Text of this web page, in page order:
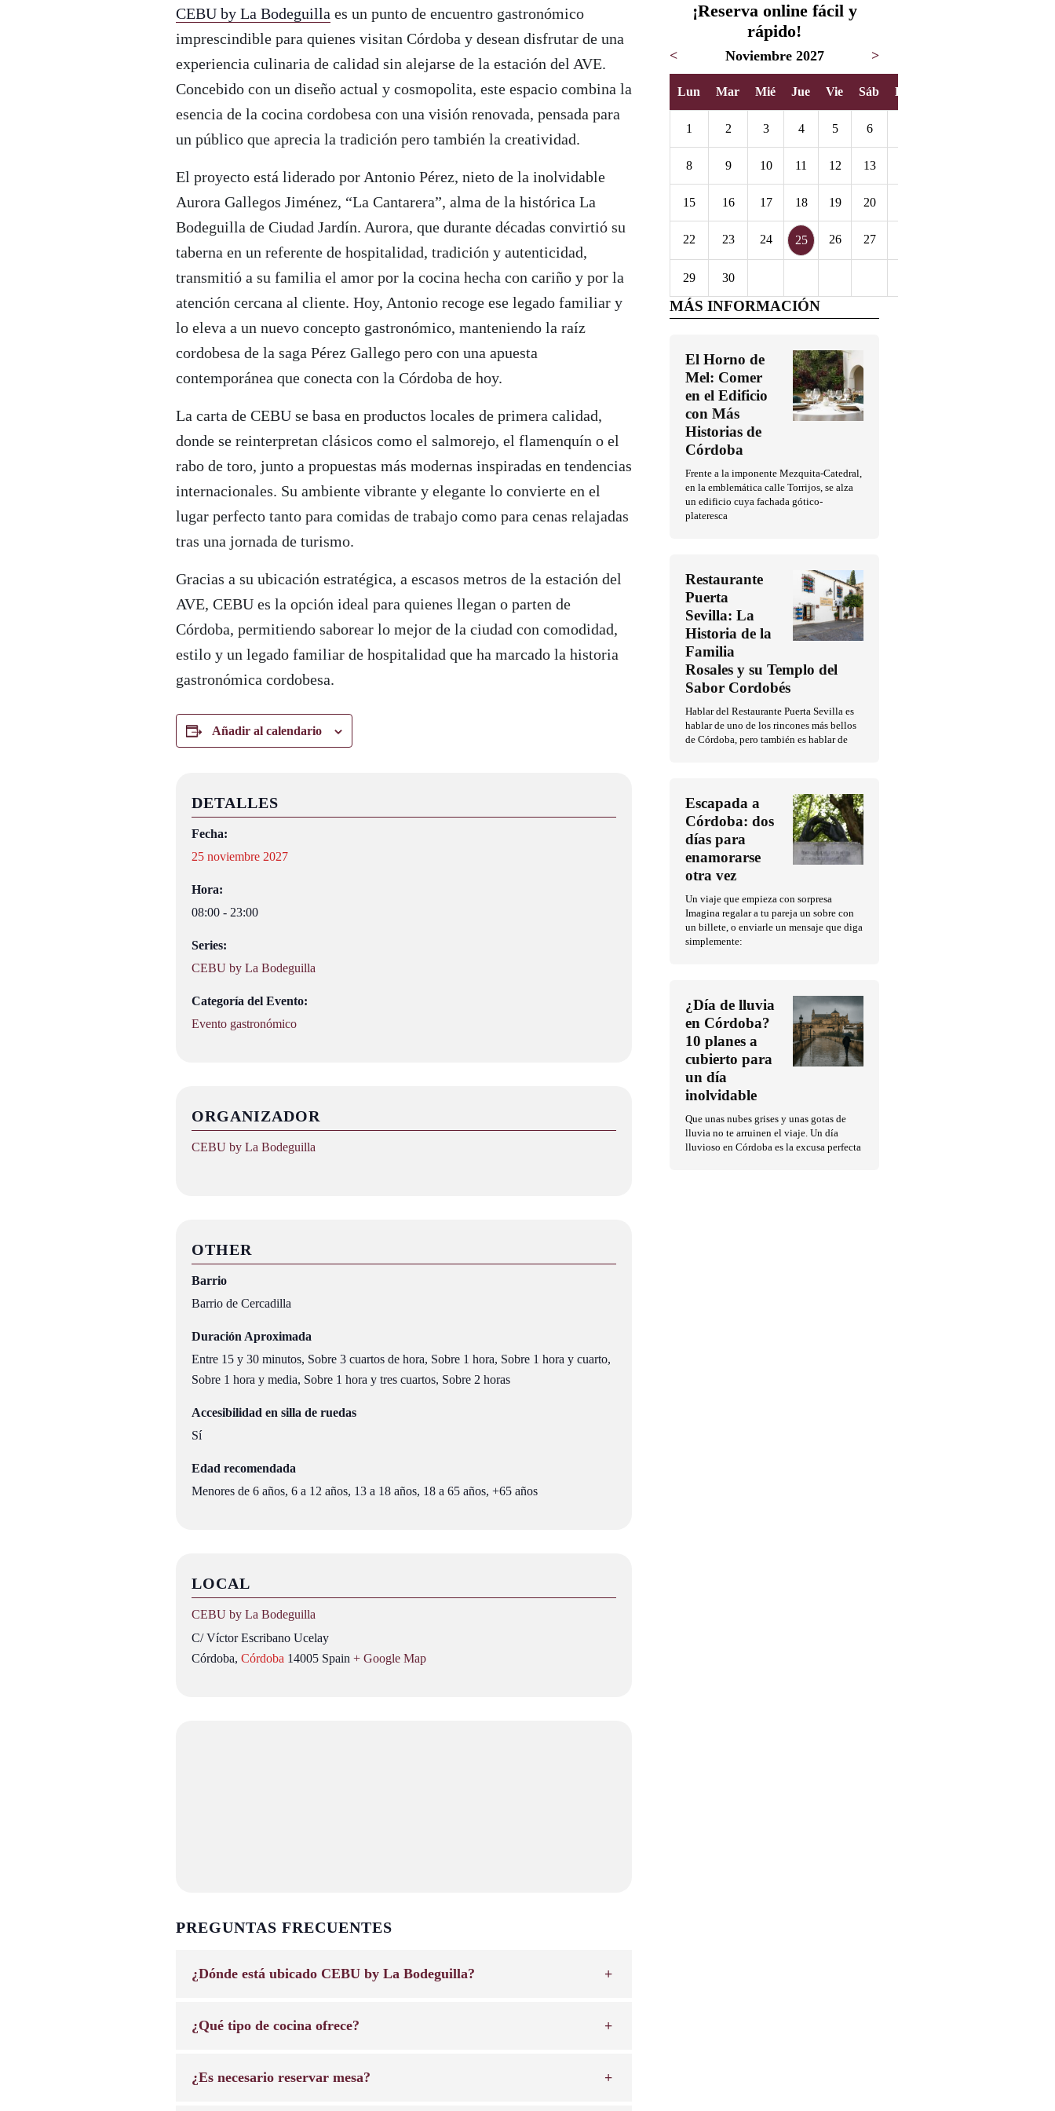
CEBU by La Bodeguilla es un punto de encuentro gastronómico
imprescindible para quienes visitan Córdoba y desean disfrutar de una
experiencia culinaria de calidad sin alejarse de la estación del AVE.
Concebido con un diseño actual y cosmopolita, este espacio combina la
esencia de la cocina cordobesa con una visión renovada, pensada para
un público que aprecia la tradición pero también la creatividad.
El proyecto está liderado por Antonio Pérez, nieto de la inolvidable
Aurora Gallegos Jiménez, “La Cantarera”, alma de la histórica La
Bodeguilla de Ciudad Jardín. Aurora, que durante décadas convirtió su
taberna en un referente de hospitalidad, tradición y autenticidad,
transmitió a su familia el amor por la cocina hecha con cariño y por la
atención cercana al cliente. Hoy, Antonio recoge ese legado familiar y
lo eleva a un nuevo concepto gastronómico, manteniendo la raíz
cordobesa de la saga Pérez Gallego pero con una apuesta
contemporánea que conecta con la Córdoba de hoy.
La carta de CEBU se basa en productos locales de primera calidad,
donde se reinterpretan clásicos como el salmorejo, el flamenquín o el
rabo de toro, junto a propuestas más modernas inspiradas en tendencias
internacionales. Su ambiente vibrante y elegante lo convierte en el
lugar perfecto tanto para comidas de trabajo como para cenas relajadas
tras una jornada de turismo.
Gracias a su ubicación estratégica, a escasos metros de la estación del
AVE, CEBU es la opción ideal para quienes llegan o parten de
Córdoba, permitiendo saborear lo mejor de la ciudad con comodidad,
estilo y un legado familiar de hospitalidad que ha marcado la historia
gastronómica cordobesa.
Añadir al calendario
DETALLES
Fecha:
25 noviembre 2027
Hora:
08:00 - 23:00
Series:
CEBU by La Bodeguilla
Categoría del Evento:
Evento gastronómico
ORGANIZADOR
CEBU by La Bodeguilla
OTHER
Barrio
Barrio de Cercadilla
Duración Aproximada
Entre 15 y 30 minutos, Sobre 3 cuartos de hora, Sobre 1 hora, Sobre 1 hora y cuarto,
Sobre 1 hora y media, Sobre 1 hora y tres cuartos, Sobre 2 horas
Accesibilidad en silla de ruedas
Sí
Edad recomendada
Menores de 6 años, 6 a 12 años, 13 a 18 años, 18 a 65 años, +65 años
LOCAL
CEBU by La Bodeguilla
C/ Víctor Escribano Ucelay
Córdoba, Córdoba 14005 Spain + Google Map
PREGUNTAS FRECUENTES
¿Dónde está ubicado CEBU by La Bodeguilla?
¿Qué tipo de cocina ofrece?
¿Es necesario reservar mesa?
¡Reserva online fácil y
rápido!
< Noviembre 2027 >
Lun Mar Mié Jue Vie Sáb Dom
1 2 3 4 5 6
8 9 10 11 12 13
15 16 17 18 19 20
22 23 24 25 26 27
29 30
MÁS INFORMACIÓN
El Horno de
Mel: Comer
en el Edificio
con Más
Historias de
Córdoba
Frente a la imponente Mezquita-Catedral,
en la emblemática calle Torrijos, se alza
un edificio cuya fachada gótico-
plateresca
Restaurante
Puerta
Sevilla: La
Historia de la
Familia
Rosales y su Templo del
Sabor Cordobés
Hablar del Restaurante Puerta Sevilla es
hablar de uno de los rincones más bellos
de Córdoba, pero también es hablar de
Escapada a
Córdoba: dos
días para
enamorarse
otra vez
Un viaje que empieza con sorpresa
Imagina regalar a tu pareja un sobre con
un billete, o enviarle un mensaje que diga
simplemente:
¿Día de lluvia
en Córdoba?
10 planes a
cubierto para
un día
inolvidable
Que unas nubes grises y unas gotas de
lluvia no te arruinen el viaje. Un día
lluvioso en Córdoba es la excusa perfecta